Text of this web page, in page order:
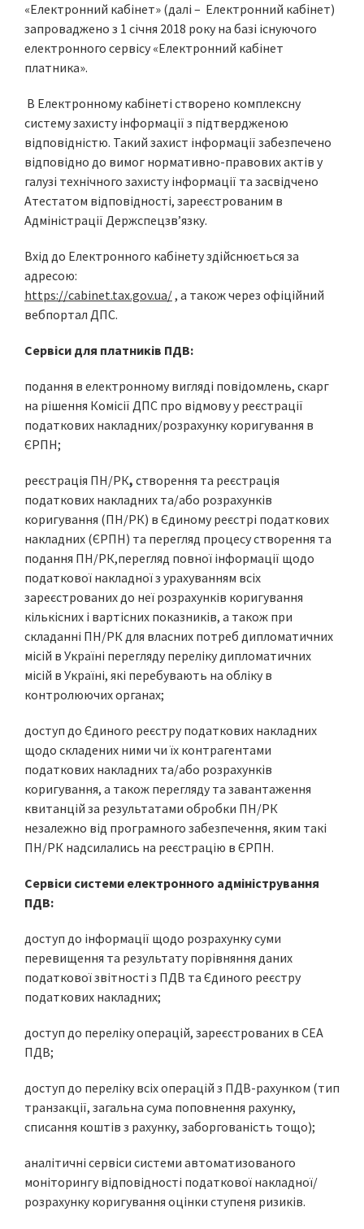
«Електронний кабінет» (далі – Електронний кабінет)
запроваджено з 1 січня 2018 року на базі існуючого
електронного сервісу «Електронний кабінет
платника».
В Електронному кабінеті створено комплексну
систему захисту інформації з підтвердженою
відповідністю. Такий захист інформації забезпечено
відповідно до вимог нормативно-правових актів у
галузі технічного захисту інформації та засвідчено
Атестатом відповідності, зареєстрованим в
Адміністрації Держспецзв’язку.
Вхід до Електронного кабінету здійснюється за
адресою:
https://cabinet.tax.gov.ua/, а також через офіційний
вебпортал ДПС.
Сервіси для платників ПДВ:
подання в електронному вигляді повідомлень, скарг
на рішення Комісії ДПС про відмову у реєстрації
податкових накладних/розрахунку коригування в
ЄРПН;
реєстрація ПН/РК, створення та реєстрація
податкових накладних та/або розрахунків
коригування (ПН/РК) в Єдиному реєстрі податкових
накладних (ЄРПН) та перегляд процесу створення та
подання ПН/РК,перегляд повної інформації щодо
податкової накладної з урахуванням всіх
зареєстрованих до неї розрахунків коригування
кількісних і вартісних показників, а також при
складанні ПН/РК для власних потреб дипломатичних
місій в Україні перегляду переліку дипломатичних
місій в Україні, які перебувають на обліку в
контролюючих органах;
доступ до Єдиного реєстру податкових накладних
щодо складених ними чи їх контрагентами
податкових накладних та/або розрахунків
коригування, а також перегляду та завантаження
квитанцій за результатами обробки ПН/РК
незалежно від програмного забезпечення, яким такі
ПН/РК надсилались на реєстрацію в ЄРПН.
Сервіси системи електронного адміністрування
ПДВ:
доступ до інформації щодо розрахунку суми
перевищення та результату порівняння даних
податкової звітності з ПДВ та Єдиного реєстру
податкових накладних;
доступ до переліку операцій, зареєстрованих в СЕА
ПДВ;
доступ до переліку всіх операцій з ПДВ-рахунком (тип
транзакції, загальна сума поповнення рахунку,
списання коштів з рахунку, заборгованість тощо);
аналітичні сервіси системи автоматизованого
моніторингу відповідності податкової накладної/
розрахунку коригування оцінки ступеня ризиків.